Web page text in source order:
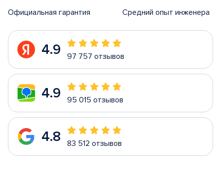
Официальная гарантия Средний опыт инженера
4.9 97 757 отзывов
4.9 95 015 отзывов
4.8 83 512 отзывов